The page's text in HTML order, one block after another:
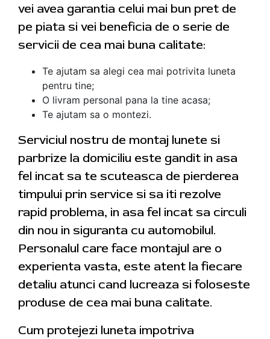
vei avea garantia celui mai bun pret de
pe piata si vei beneficia de o serie de
servicii de cea mai buna calitate:
Te ajutam sa alegi cea mai potrivita luneta
pentru tine;
O livram personal pana la tine acasa;
Te ajutam sa o montezi.
Serviciul nostru de montaj lunete si
parbrize la domiciliu este gandit in asa
fel incat sa te scuteasca de pierderea
timpului prin service si sa iti rezolve
rapid problema, in asa fel incat sa circuli
din nou in siguranta cu automobilul.
Personalul care face montajul are o
experienta vasta, este atent la fiecare
detaliu atunci cand lucreaza si foloseste
produse de cea mai buna calitate.
Cum protejezi luneta impotriva